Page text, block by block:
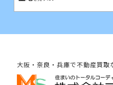
大阪・奈良・兵庫で不動産買取